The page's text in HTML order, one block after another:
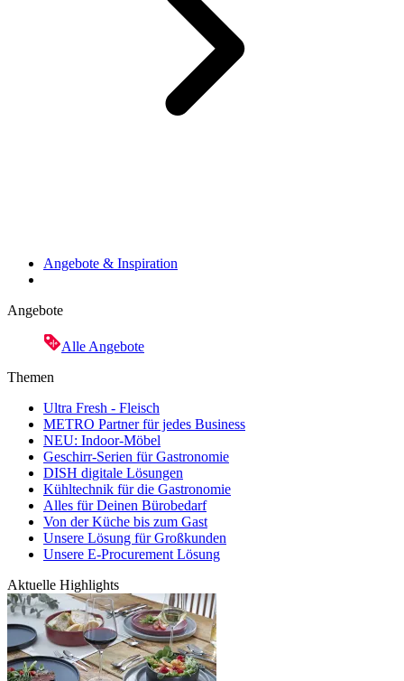
Angebote & Inspiration
Angebote
Alle Angebote
Themen
Ultra Fresh - Fleisch
METRO Partner für jedes Business
NEU: Indoor-Möbel
Geschirr-Serien für Gastronomie
DISH digitale Lösungen
Kühltechnik für die Gastronomie
Alles für Deinen Bürobedarf
Von der Küche bis zum Gast
Unsere Lösung für Großkunden
Unsere E-Procurement Lösung
Aktuelle Highlights